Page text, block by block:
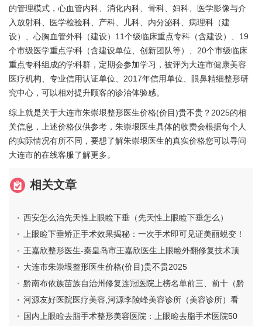
的管理模式，心血管内科、消化内科、骨科、妇科、医学影像与介
入放射科、医学检验科、产科、儿科、内分泌科、病理科（建
设）、心胸血管外科（建设）11个级临床重点专科（含建设）、19
个市级医学重点学科（含建设单位、创新团队等）、20个市级临床
重点专科组成的学科群，定期会参加学习，被评为大连市健康美容
医疗机构、专业信用认证单位、2017年信用单位、眼鼻精细整形研
究中心，可以相对提升顾客的诊治体验感。
综上就是关于大连市朱崇垠整形医生价格(价目)贵不贵？2025的相
关信息，上述价格仅供参考，朱崇垠医生具体的收费会根据每个人
的实际情况有所不同，要想了解朱崇垠医生的真实价格您可以寻问
大连市的在线客服了解更多。
相关文章
西安怎么治先天性上眼睑下垂（先天性上眼睑下垂怎么）
上眼睑下垂矫正手术效果揭秘：一次手术即可见证美丽蜕变！
王嘉欣整形医生-秦皇岛市王嘉欣医生上眼睑外翻修复技术顶
呱呱
大连市朱崇垠整形医生价格(价目)贵不贵2025
黔南布依族苗族自治州修复连冠医院上榜名单前三、前十（黔
南布依族苗族自治州修复连冠口腔医院成功入围）
河源友好医院医疗美容,河源李陵峰美容诊所（美容诊所）看
哪家医院技术好
国内上眼睑去脂手术整形美容医院：上眼睑去脂手术医院50